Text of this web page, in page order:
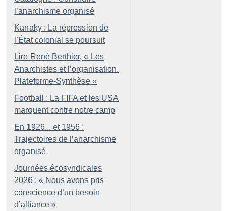
l’anarchisme organisé
Kanaky : La répression de
l’État colonial se poursuit
Lire René Berthier, « Les
Anarchistes et l’organisation.
Plateforme-Synthèse »
Football : La FIFA et les USA
marquent contre notre camp
En 1926... et 1956 :
Trajectoires de l’anarchisme
organisé
Journées écosyndicales
2026 : « Nous avons pris
conscience d’un besoin
d’alliance »